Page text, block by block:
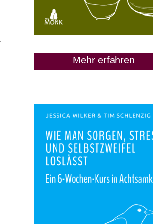
Mehr erfahren